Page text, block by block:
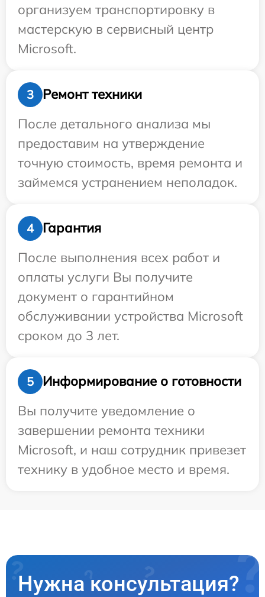
организуем транспортировку в
мастерскую в сервисный центр
Microsoft.
3
Ремонт техники
После детального анализа мы
предоставим на утверждение
точную стоимость, время ремонта и
займемся устранением неполадок.
4
Гарантия
После выполнения всех работ и
оплаты услуги Вы получите
документ о гарантийном
обслуживании устройства Microsoft
сроком до 3 лет.
5
Информирование о готовности
Вы получите уведомление о
завершении ремонта техники
Microsoft, и наш сотрудник привезет
технику в удобное место и время.
Нужна консультация?